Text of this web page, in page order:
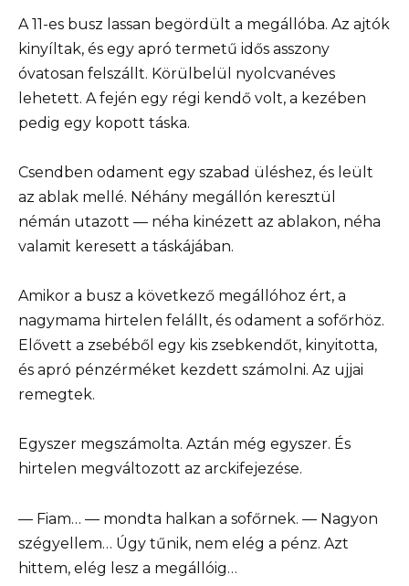
A 11-es busz lassan begördült a megállóba. Az ajtók
kinyíltak, és egy apró termetű idős asszony
óvatosan felszállt. Körülbelül nyolcvanéves
lehetett. A fején egy régi kendő volt, a kezében
pedig egy kopott táska.
Csendben odament egy szabad üléshez, és leült
az ablak mellé. Néhány megállón keresztül
némán utazott — néha kinézett az ablakon, néha
valamit keresett a táskájában.
Amikor a busz a következő megállóhoz ért, a
nagymama hirtelen felállt, és odament a sofőrhöz.
Elővett a zsebéből egy kis zsebkendőt, kinyitotta,
és apró pénzérméket kezdett számolni. Az ujjai
remegtek.
Egyszer megszámolta. Aztán még egyszer. És
hirtelen megváltozott az arckifejezése.
— Fiam… — mondta halkan a sofőrnek. — Nagyon
szégyellem… Úgy tűnik, nem elég a pénz. Azt
hittem, elég lesz a megállóig…